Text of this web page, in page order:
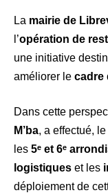
La mairie de
l’opération de
une initiative
améliorer le cadre
Dans cette
M’ba, a effectué, le
les 5ᵉ et 6ᵉ
logistiques et les
déploiement de